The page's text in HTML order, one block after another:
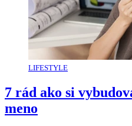
LIFESTYLE
7 rád ako si
meno